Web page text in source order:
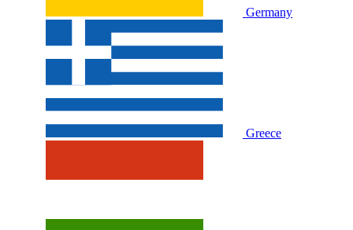
Germany
Greece